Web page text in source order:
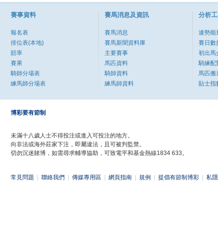
賽事資料
報名表
排位表(本地)
賠率
賽果
騎師分場表
練馬師分場表
賽馬消息及資訊
賽馬消息
賽馬新聞資料庫
主要賽事
馬匹資料
騎師資料
練馬師資料
分析
速勢能
賽日數
初出馬
騎練配
馬匹搬
貼士指
博彩要有節制
未滿十八歲人士不得投注或進入可投注的地方。
向非法或海外莊家下注，即屬違法，且可被判監禁。
切勿沉迷賭博，如需尋求輔導協助，可致電平和基金熱線1834 633。
常見問題 聯絡我們 傳媒專用區 網頁指南 規例 提倡有節制博彩 私